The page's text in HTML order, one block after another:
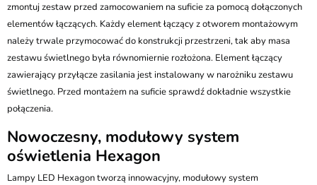
zmontuj zestaw przed zamocowaniem na suficie za pomocą dołączonych
elementów łączących. Każdy element łączący z otworem montażowym
należy trwale przymocować do konstrukcji przestrzeni, tak aby masa
zestawu świetlnego była równomiernie rozłożona. Element łączący
zawierający przyłącze zasilania jest instalowany w narożniku zestawu
świetlnego. Przed montażem na suficie sprawdź dokładnie wszystkie
połączenia.
Nowoczesny, modułowy system
oświetlenia Hexagon
Lampy LED Hexagon tworzą innowacyjny, modułowy system